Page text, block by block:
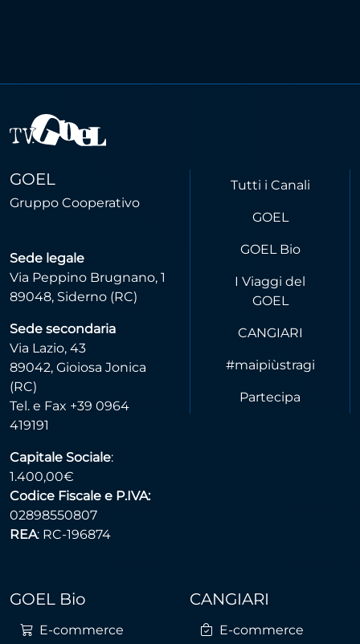
GOEL
Gruppo Cooperativo
Sede legale
Via Peppino Brugnano, 1
89048, Siderno (RC)
Sede secondaria
Via Lazio, 43
89042, Gioiosa Jonica
(RC)
Tel. e Fax +39 0964
419191
Capitale Sociale:
1.400,00€
Codice Fiscale e P.IVA:
02898550807
REA: RC-196874
Tutti i Canali
GOEL
GOEL Bio
I Viaggi del
GOEL
CANGIARI
#maipiùstragi
Partecipa
GOEL Bio
E-commerce
CANGIARI
E-commerce